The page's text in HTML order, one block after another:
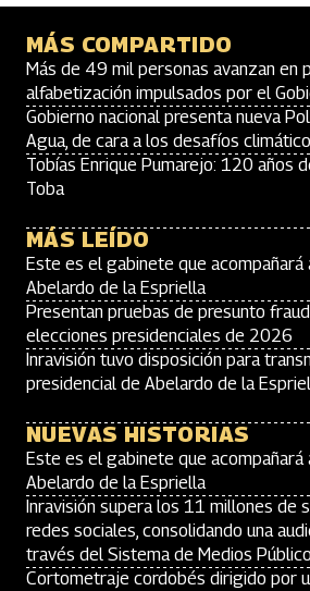
MÁS COMPARTIDO
Más de 49 mil personas avanzan en
alfabetización impulsados por el
Gobierno nacional presenta nueva
Agua, de cara a los desafíos
Tobías Enrique Pumarejo: 120 años
Toba
MÁS LEÍDO
Este es el gabinete que acompañará
Abelardo de la Espriella
Presentan pruebas de presunto
elecciones presidenciales de 2026
Inravisión tuvo disposición para
presidencial de Abelardo de la
NUEVAS HISTORIAS
Este es el gabinete que acompañará
Abelardo de la Espriella
Inravisión supera los 11 millones de
redes sociales, consolidando una
través del Sistema de Medios
Cortometraje cordobés dirigido por